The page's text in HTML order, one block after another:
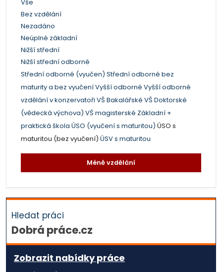
Vše
Bez vzdělání
Nezadáno
Neúplné základní
Nižší střední
Nižší střední odborné
Střední odborné (vyučen) Střední odborné bez
maturity a bez vyučeníVyšší odborné Vyšší odborné
vzdělání v konzervatoři VŠ Bakalářské VŠ Doktorské
(vědecká výchova) VŠ magisterské Základní +
praktická škola ÚSO (vyučení s maturitou) ÚSO s
maturitou (bez vyučení) ÚSV s maturitou
Méně vzdělání
Hledat práci
Dobrá práce.cz
Zobrazit nabídky práce